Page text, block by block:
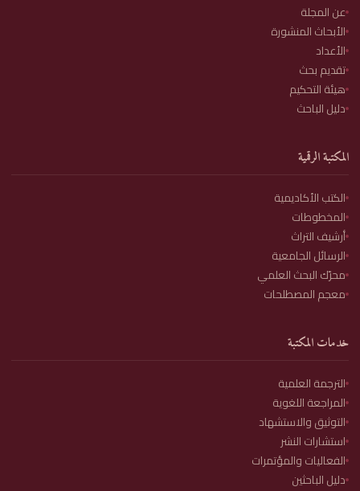
عن المجلة
الأبحاث المنشورة
الأعداد
تقديم بحث
هيئة التحكيم
دليل الباحث
المكتبة الرقمية
الكتب الأكاديمية
المخطوطات
أرشيف التراث
الرسائل الجامعية
محرّك البحث العلمي
معجم المصطلحات
خدمات المكتبة
الترجمة العلمية
المراجعة اللغوية
التوثيق والاستشهاد
استشارات النشر
الفعاليات والمؤتمرات
دليل الباحثين